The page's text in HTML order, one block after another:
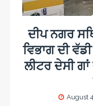
ਦੀਪ ਨਗਰ
ਵਿਭਾਗ ਦੀ
ਲੀਟਰ ਦੇਸੀ
August